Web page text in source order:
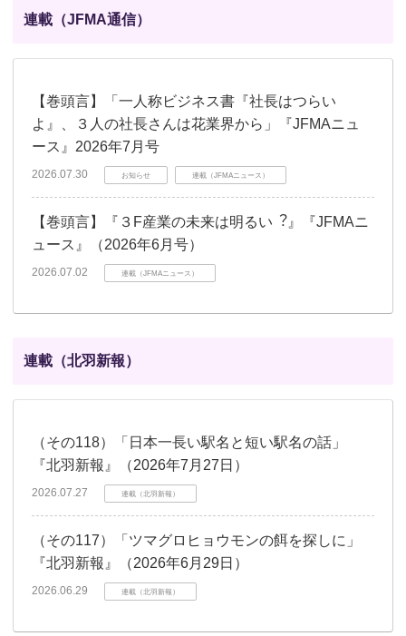
連載（JFMA通信）
【巻頭言】「一人称ビジネス書『社長はつらい
よ』、３人の社長さんは花業界から」『JFMAニュ
ース』2026年7月号
2026.07.30 お知らせ 連載（JFMAニュース）
【巻頭言】『３F産業の未来は明るい︖』『JFMAニ
ュース』（2026年6月号）
2026.07.02 連載（JFMAニュース）
連載（北羽新報）
（その118）「日本一長い駅名と短い駅名の話」
『北羽新報』（2026年7月27日）
2026.07.27 連載（北羽新報）
（その117）「ツマグロヒョウモンの餌を探しに」
『北羽新報』（2026年6月29日）
2026.06.29 連載（北羽新報）